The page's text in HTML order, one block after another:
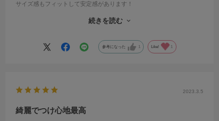
サイズ感もフィットして安定感があります！
も色やデザインはあまり選べないことが多いのですが、デザインもカ
続きを読む
参考になった 1 Like! 1
2023.3.5
綺麗でつけ心地最高